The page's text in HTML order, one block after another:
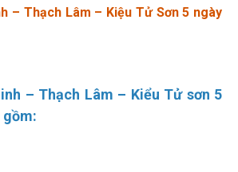
– Thạch Lâm – Kiệu Tử Sơn 5 ngày
– Thạch Lâm – Kiểu Tử sơn 5
gồm: